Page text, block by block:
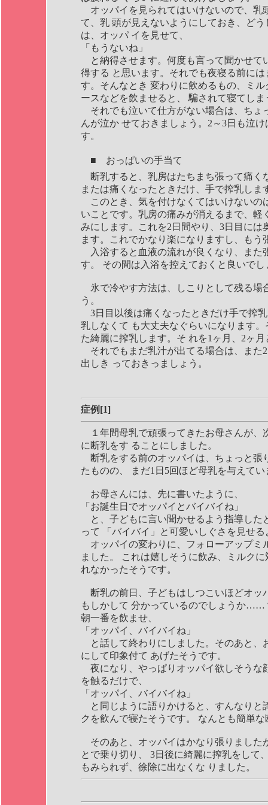
オッパイを見られてはいけないので、乳
て、乳 頭が見えないようにしておき、ど
は、オッパ イを見せて、
「もうないね」
と納得させます。何度も言って聞かせて
得する と思います。それでも夜寝る前に
す。そんなとき 変わりに飲めるもの、ミ
ースなどを飲ませると、 騙されて寝てし
それでも泣いて仕方がない場合は、ちょ
んが泣か せておきましょう。2～3日も泣
す。
■ おっぱいの手当て
断乳すると、乳房はたちまち張って痛く
または痛くなったときだけ、手で搾乳しま
このとき、気を付けなくてはいけないの
いことです。乳房の痛みが消えるまで、軽
みにします。これを2日間やり、3日目には
ます。これでかなり楽になりますし、もう
入浴すると血液の流れが良くなり、また
す。 その間は入浴を控えておくと良いでし
氷で冷やす方法は、しこりとして残る場
う。
3日目以後は痛くなったときだけ手で搾
乳しなくて も大丈夫なぐらいになります
た綺麗に搾乳します。そ れを1ヶ月、2ヶ
それでもまだ乳汁が出てる場合は、また
出しき っておきっましょう。
症例[1]
１年間母乳で頑張ってきたお母さんが、
に断乳をす ることにしました。
断乳をする前のオッパイは、ちょっと張
たものの、 まだ1日5回ほど母乳を与えてい
お母さんには、先に書いたように、
「お誕生日でオッパイとバイバイね」
と、子どもに言い聞かせるよう指導した
って 「バイバイ」と可愛いしぐさを見せ
オッパイの変わりに、フォローアップミ
ました。 これは嬉しそうに飲み、ミルク
れなかったそうです。
断乳の前日、子どもはしつこいほどオッ
もしかして 分かっているのでしょうか
朝一番を飲ませ、
「オッパイ、バイバイね」
と話して終わりにしました。そのあと、
にして印象付て あげたそうです。
夜になり、やっぱりオッパイ欲しそうな
を触るだけで、
「オッパイ、バイバイね」
と同じように語りかけると、すんなりと
クを飲んで寝たそうです。 なんとも簡単
そのあと、オッパイはかなり張りました
とで乗り切り、 3日後に綺麗に搾乳をして
もみられず、徐除に出なくな りました。